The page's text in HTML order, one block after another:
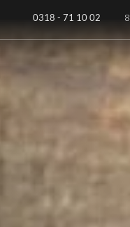
0318 - 71 10 02